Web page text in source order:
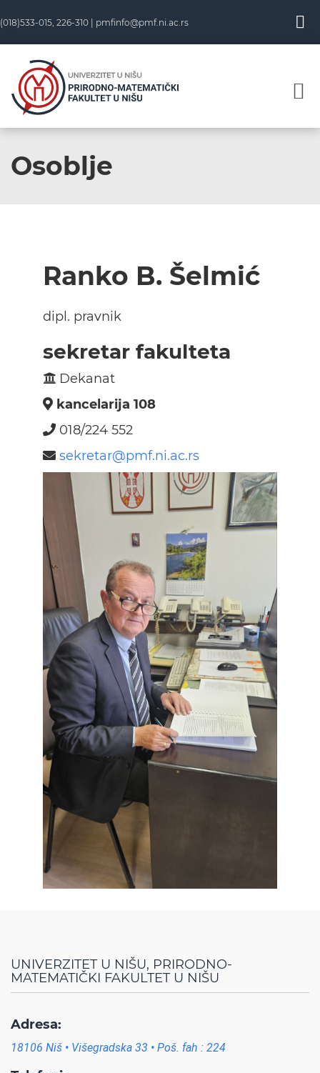
(018)533-015, 226-310 | pmfinfo@pmf.ni.ac.rs
Osoblje
Ranko B. Šelmić
dipl. pravnik
sekretar fakulteta
Dekanat
kancelarija 108
018/224 552
sekretar@pmf.ni.ac.rs
UNIVERZITET U NIŠU, PRIRODNO-
MATEMATIČKI FAKULTET U NIŠU
Adresa:
18106 Niš • Višegradska 33 • Poš. fah : 224